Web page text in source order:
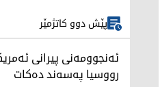
پێش دوو کاتژمێر
ئەنجوومەنی پیرانی
رووسیا په‌سه‌ند ده‌كات